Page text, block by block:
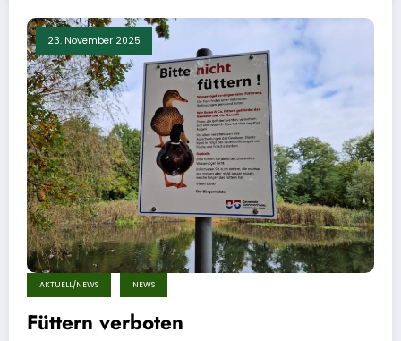
23. November 2025
AKTUELL/NEWS NEWS
Füttern verboten